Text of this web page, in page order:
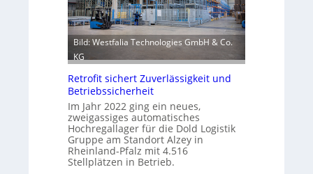
f
r
o
l
l
e
n
s
i
o
i
e
r
u
n
g
u
m
Bild: Westfalia Technologies GmbH & Co.
KG
Retrofit sichert Zuverlässigkeit und
Betriebssicherheit
Im Jahr 2022 ging ein neues,
zweigassiges automatisches
Hochregallager für die Dold Logistik
Gruppe am Standort Alzey in
Rheinland-Pfalz mit 4.516
Stellplätzen in Betrieb.